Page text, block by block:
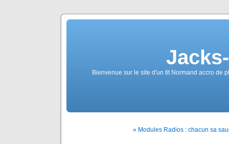
Bienvenue sur le site d'un tit Normand accro de
« Modules Radios : chacun sa